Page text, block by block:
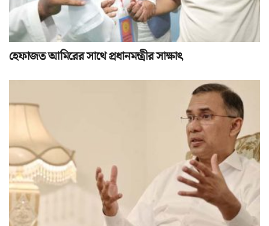
হেফাজত আমিরের সাথে প্রধানমন্ত্রীর সাক্ষাৎ